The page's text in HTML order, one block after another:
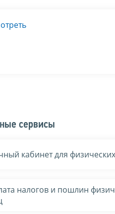
сервисы
кабинет для
налогов и пошлин